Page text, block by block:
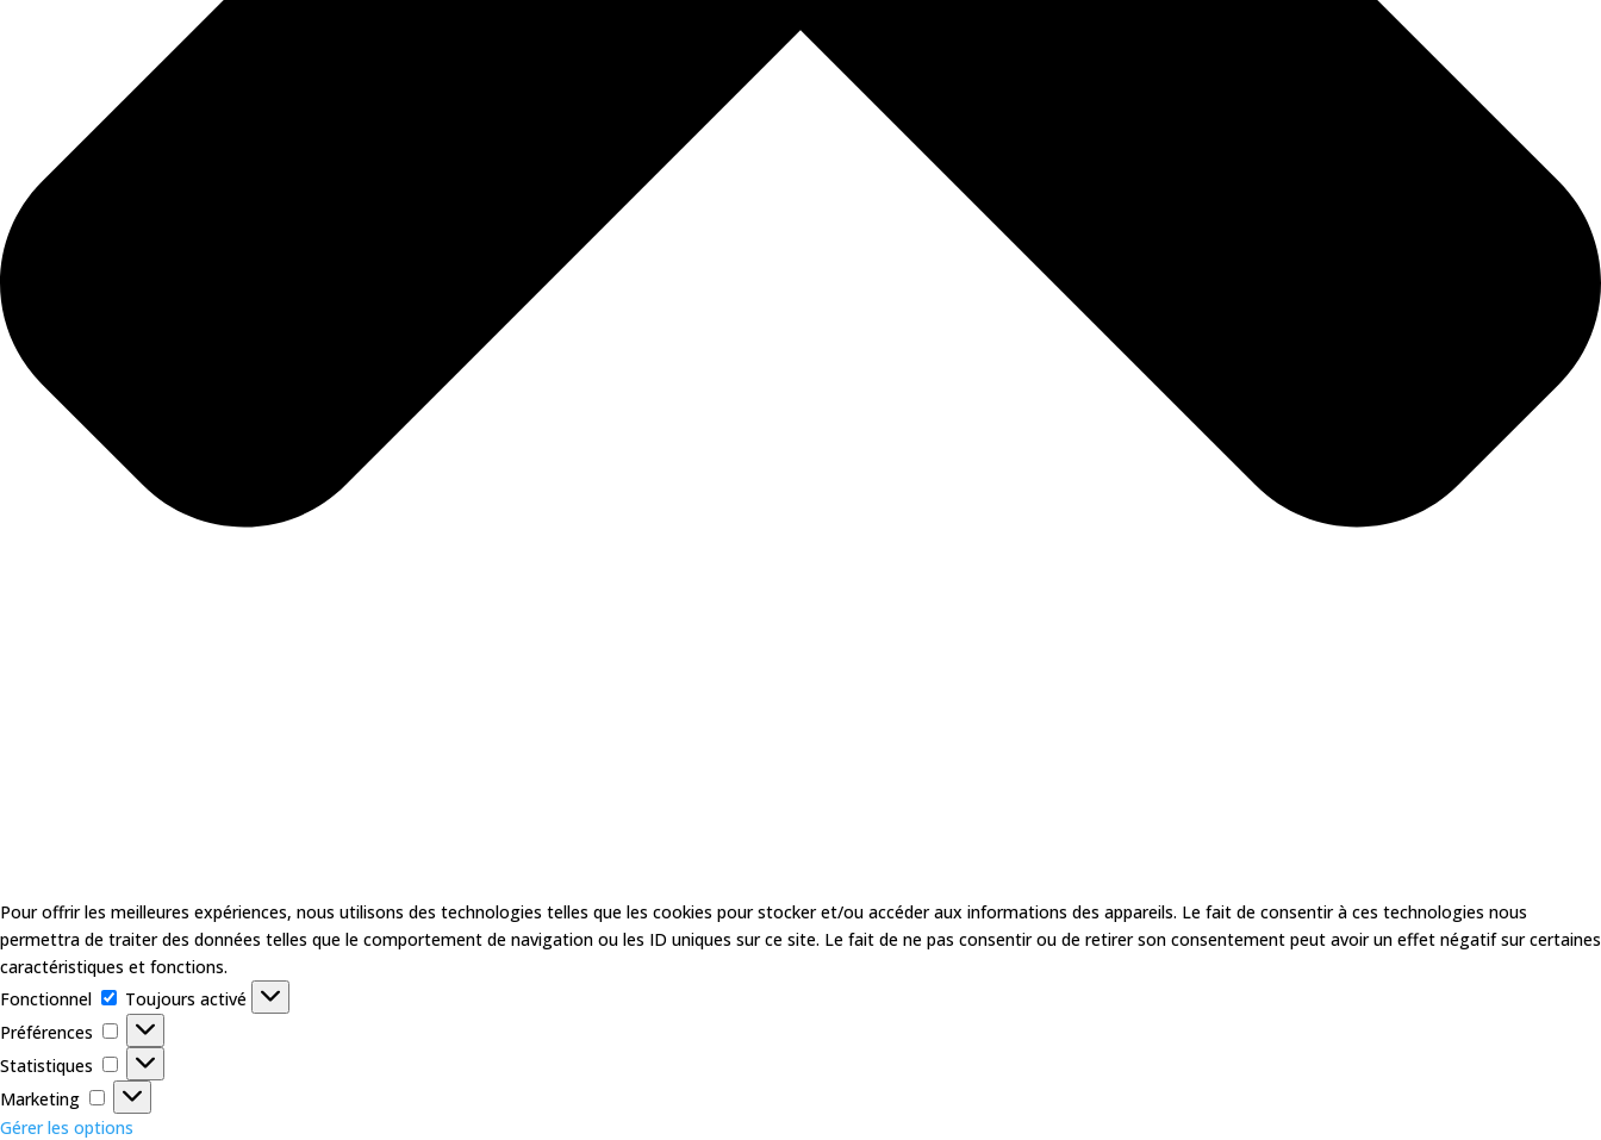
Pour offrir les meilleures expériences, nous utilisons des technologies telles que les cookies pour stocker et/ou accéder aux informations des appareils. Le fait de consentir à ces technologies nous
permettra de traiter des données telles que le comportement de navigation ou les ID uniques sur ce site. Le fait de ne pas consentir ou de retirer son consentement peut avoir un effet négatif sur certaines
caractéristiques et fonctions.
Fonctionnel
Fonctionnel
Toujours activé
Préférences
Préférences
Statistiques
Statistiques
Marketing
Marketing
Gérer les options